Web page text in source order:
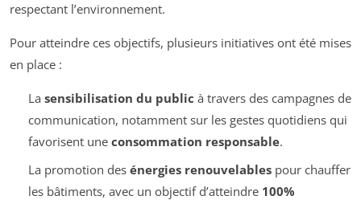
respectant l’environnement.
Pour atteindre ces objectifs, plusieurs initiatives ont été mises
en place :
La sensibilisation du public à travers des campagnes de
communication, notamment sur les gestes quotidiens qui
favorisent une consommation responsable.
La promotion des énergies renouvelablespour chauffer
les bâtiments, avec un objectif d’atteindre 100%